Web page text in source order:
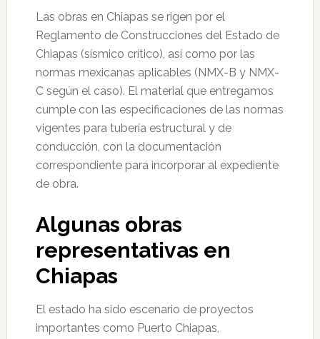
Las obras en Chiapas se rigen por el
Reglamento de Construcciones del Estado de
Chiapas (sísmico crítico), así como por las
normas mexicanas aplicables (NMX-B y NMX-
C según el caso). El material que entregamos
cumple con las especificaciones de las normas
vigentes para tubería estructural y de
conducción, con la documentación
correspondiente para incorporar al expediente
de obra.
Algunas obras
representativas en
Chiapas
El estado ha sido escenario de proyectos
importantes como Puerto Chiapas,